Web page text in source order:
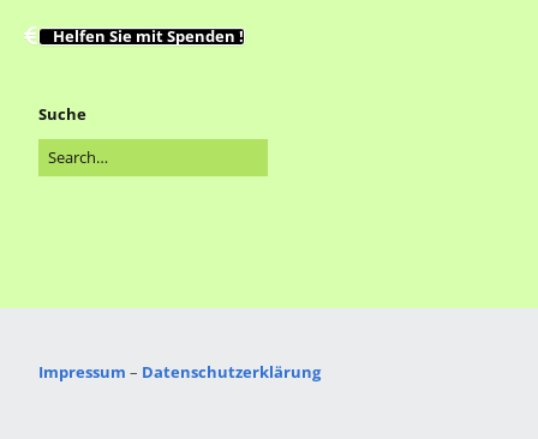
Helfen Sie mit Spenden !
Suche
Impressum – Datenschutzerklärung